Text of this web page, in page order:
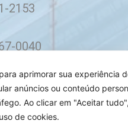
aprimorar sua experiência
anúncios ou conteúdo
Ao clicar em "Aceitar
de cookies.
2153
0040
50 - Sala 02 - Jardim